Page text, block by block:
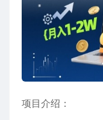
项目介绍：